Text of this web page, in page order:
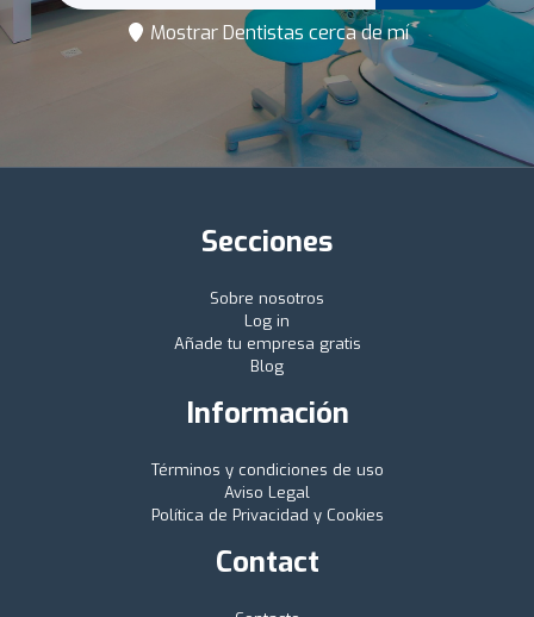
Mostrar Dentistas cerca de mí
Secciones
Sobre nosotros
Log in
Añade tu empresa gratis
Blog
Información
Términos y condiciones de uso
Aviso Legal
Política de Privacidad y Cookies
Contact